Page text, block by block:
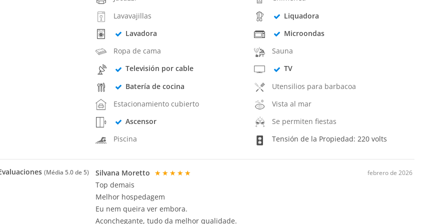
Lavavajillas
Liquadora
Lavadora
Microondas
Ropa de cama
Sauna
Televisión por cable
TV
Batería de cocina
Utensilios para barbacoa
Estacionamiento cubierto
Vista al mar
Ascensor
Se permiten fiestas
Piscina
Tensión de la Propiedad: 220 volts
(Média 5.0 de 5) febrero de 2026
Silvana Moretto ★★★★★
Top demais
Melhor hospedagem
Eu nem queira ver embora.
Aconchegante, tudo da melhor qualidade.